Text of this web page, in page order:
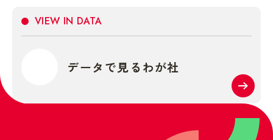
VIEW IN DATA
データで見るわが社